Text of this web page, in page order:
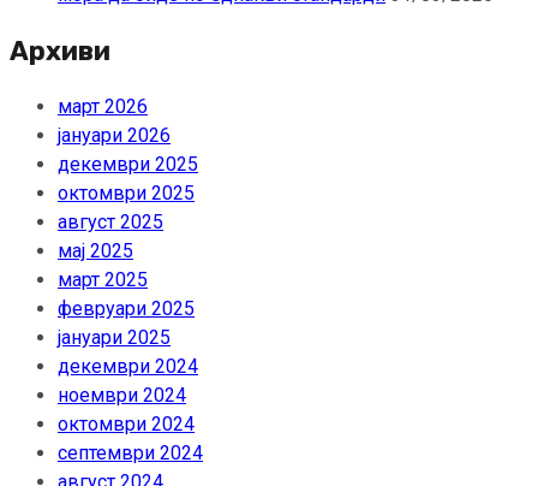
Архиви
март 2026
јануари 2026
декември 2025
октомври 2025
август 2025
мај 2025
март 2025
февруари 2025
јануари 2025
декември 2024
ноември 2024
октомври 2024
септември 2024